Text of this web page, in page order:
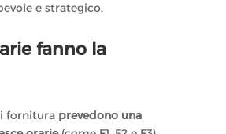
e strategico.
fanno la
fornitura prevedono una